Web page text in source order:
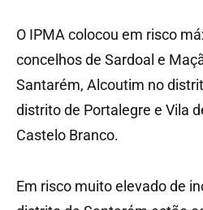
O IPMA colocou em risco
concelhos de Sardoal e
Santarém, Alcoutim no
distrito de Portalegre e Vila
Castelo Branco.
Em risco muito elevado de